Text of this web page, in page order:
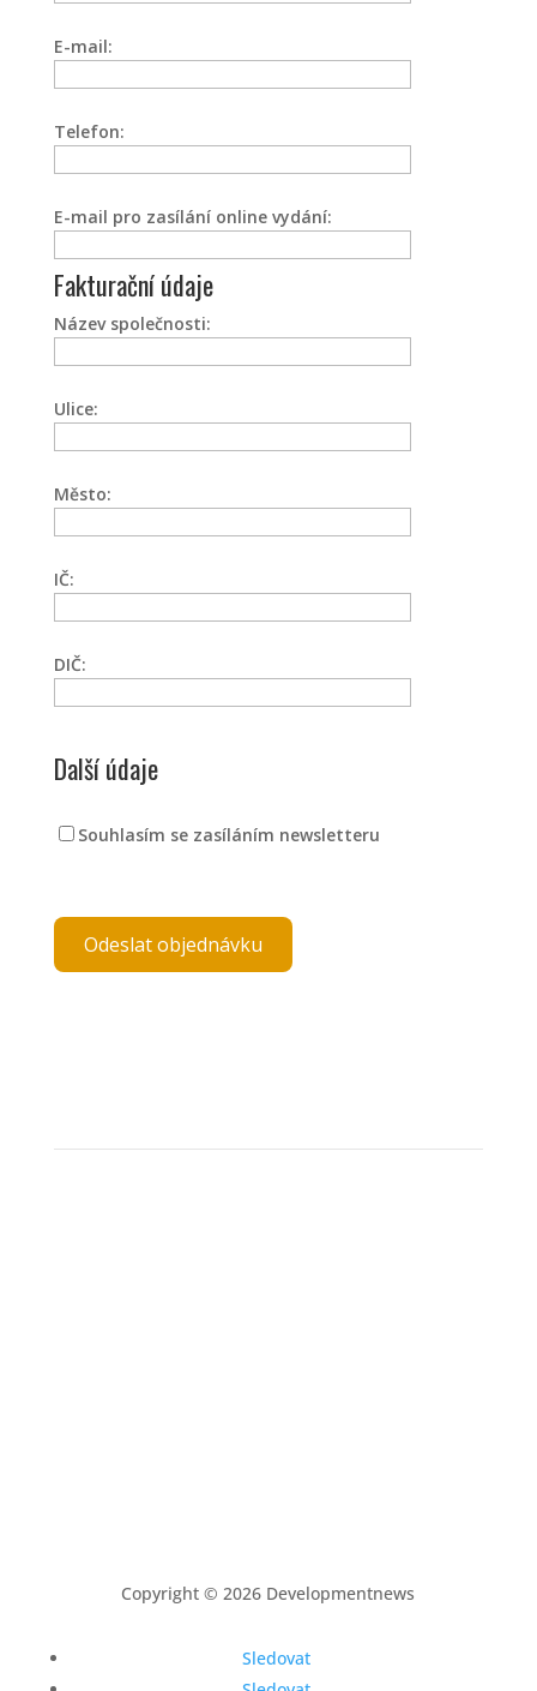
E-mail:
Telefon:
E-mail pro zasílání online vydání:
Fakturační údaje
Název společnosti:
Ulice:
Město:
IČ:
DIČ:
Další údaje
Souhlasím se zasíláním newsletteru
Copyright © 2026 Developmentnews
Sledovat